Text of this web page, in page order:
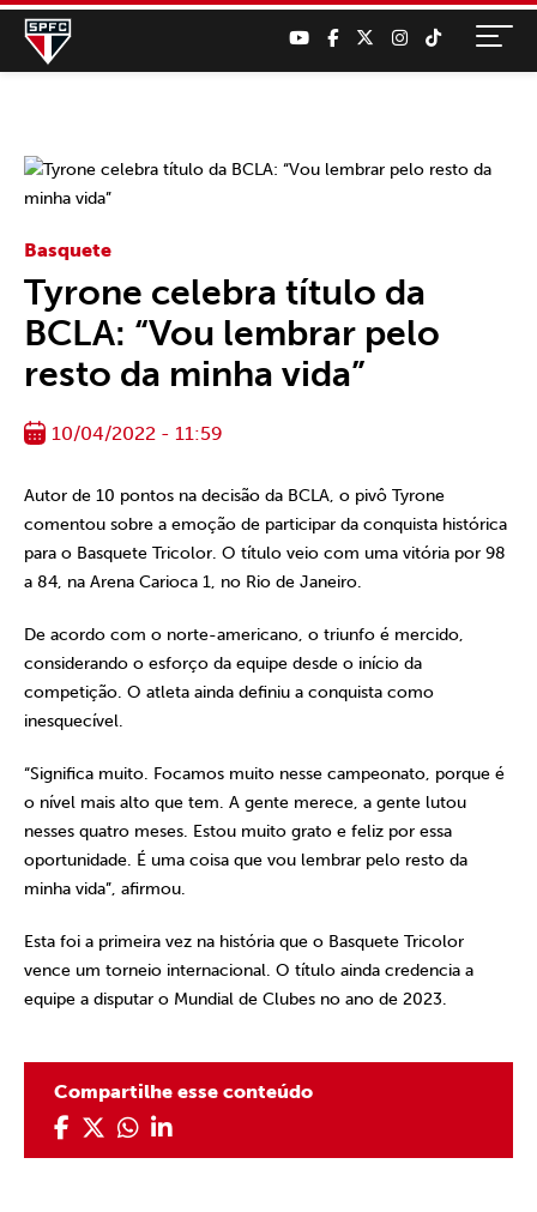
Basquete
Tyrone celebra título da
BCLA: “Vou lembrar pelo
resto da minha vida”
10/04/2022 - 11:59
Autor de 10 pontos na decisão da BCLA, o pivô Tyrone
comentou sobre a emoção de participar da conquista histórica
para o Basquete Tricolor. O título veio com uma vitória por 98
a 84, na Arena Carioca 1, no Rio de Janeiro.
De acordo com o norte-americano, o triunfo é mercido,
considerando o esforço da equipe desde o início da
competição. O atleta ainda definiu a conquista como
inesquecível.
“Significa muito. Focamos muito nesse campeonato, porque é
o nível mais alto que tem. A gente merece, a gente lutou
nesses quatro meses. Estou muito grato e feliz por essa
oportunidade. É uma coisa que vou lembrar pelo resto da
minha vida”, afirmou.
Esta foi a primeira vez na história que o Basquete Tricolor
vence um torneio internacional. O título ainda credencia a
equipe a disputar o Mundial de Clubes no ano de 2023.
Compartilhe esse conteúdo